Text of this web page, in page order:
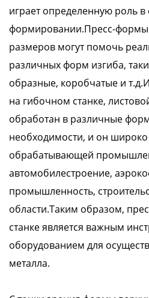
играет определенную роль в
формировании.Пресс-
размеров могут помочь
различных форм изгиба,
образные, коробчатые и
на гибочном станке,
обработан в различные
необходимости, и он широко
обрабатывающей
автомобилестроение,
промышленность,
области.Таким образом,
станке является важным
оборудованием для
металла.